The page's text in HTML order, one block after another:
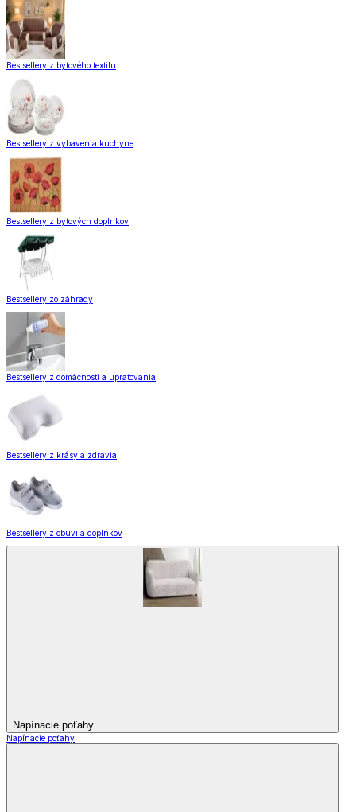
Bestsellery z bytového textilu
Bestsellery z vybavenia kuchyne
Bestsellery z bytových doplnkov
Bestsellery zo záhrady
Bestsellery z domácnosti a upratovania
Bestsellery z krásy a zdravia
Bestsellery z obuvi a doplnkov
Napínacie poťahy
Napínacie poťahy